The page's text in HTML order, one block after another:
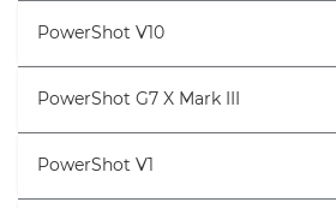
PowerShot V10
PowerShot G7 X Mark III
PowerShot V1